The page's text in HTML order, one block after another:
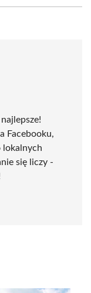
Facebooku,
lokalnych
się liczy -